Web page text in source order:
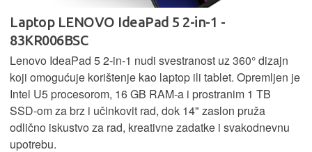
Laptop LENOVO IdeaPad 5 2-in-1 -
83KR006BSC
Lenovo IdeaPad 5 2‑in‑1 nudi svestranost uz 360° dizajn
koji omogućuje korištenje kao laptop ili tablet. Opremljen je
Intel U5 procesorom, 16 GB RAM-a i prostranim 1 TB
SSD‑om za brz i učinkovit rad, dok 14" zaslon pruža
odlično iskustvo za rad, kreativne zadatke i svakodnevnu
upotrebu.